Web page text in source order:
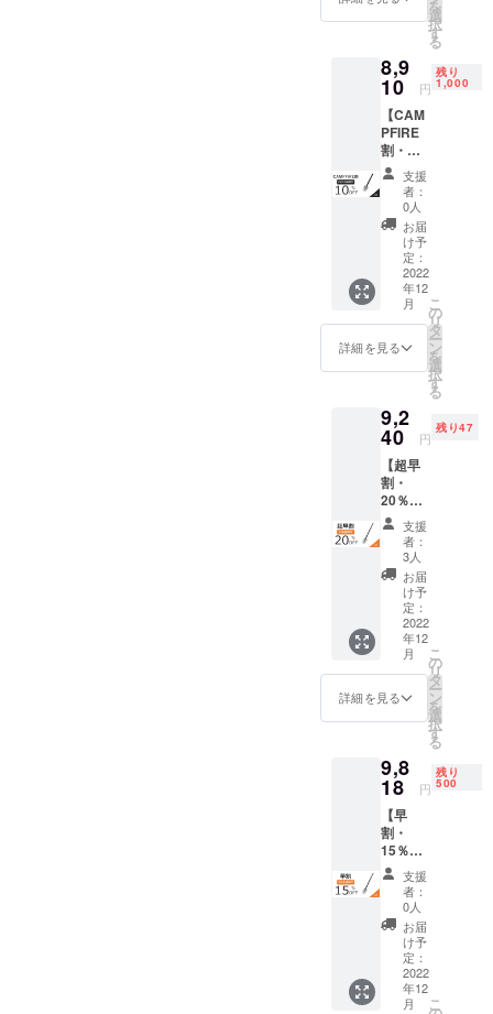
取扱説
明書×1
※ご支援
の数が
想定を
上回っ
た場
合、製
造工程
上の都
合等に
より出
荷時期
が遅れ
る場合
がござ
いま
さい。
→
8,415円
送料
込）
【内
容】 ■
多機能
シャベ
ル（M
サイ
ズ）×1
■シャベ
ル保護
カバー
×1 ■収
納バッ
グ×1 ■
ショル
ダース
取扱説
明書×1
※ご支援
の数が
想定を
上回っ
た場
合、製
造工程
上の都
合等に
より出
荷時期
が遅れ
る場合
がござ
いま
さい。
を
選
択
す
る
8,9
10 円
残り
1,000
【CAM
PFIRE
割・
10％OF
F】
NexToo
l多機能
シャベ
ル（M
サイ
ズ） × 1
一般販
売予定
価格
9,900円
→8,910
（税・
送料
込）
【内
容】 ■
多機能
シャベ
ル（M
サイ
ズ）×1
■シャベ
ル保護
カバー
×1 ■収
納バッ
グ×1 ■
ショル
日本語
取扱説
明書×1
※ご支援
の数が
想定を
上回っ
た場
合、製
造工程
上の都
合等に
より出
荷時期
支援
者：
0人
お届
け予
定：
2022
年12
月
詳細を見る
こ
の
リ
タ
ー
ン
を
選
択
す
る
9,2
40 円
残り47
【超早
割・
20％OF
F】
NexToo
l多機能
シャベ
ル（Lサ
イズ）
× 1 一般
販売予
定価格
11,550
円 →
9,240円
（税・
込）
【内
容】 ■
多機能
シャベ
ル（Lサ
イズ）
×1 ■
シャベ
ル保護
カバー
×1 ■収
納バッ
グ×1 ■
支援
者：
3人
お届
け予
定：
2022
年12
月
詳細を見る
こ
の
リ
タ
ー
ン
を
選
択
す
る
9,8
18 円
残り
500
【早
割・
15％OF
F】
NexToo
l多機能
シャベ
ル（Lサ
イズ）
× 1 一般
販売予
定価格
支援
者：
0人
お届
け予
定：
2022
年12
月
こ